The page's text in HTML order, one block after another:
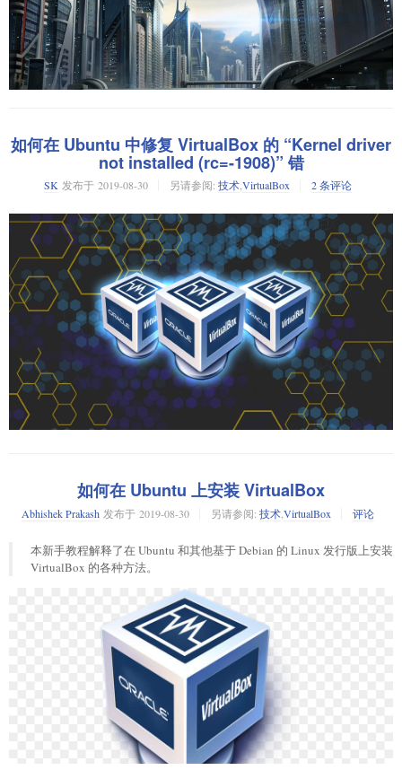
0000010 0000 0100 0000 0100 0001 0000 3700 f96e
0000020 0024 0000 6704 4d41 0041 b100 0b8f 61fc
0000030 0005 0000 6320 5248 004d 7a00 0026 8000
0000040 0084 fa00 0000 8000 00e8 7500 0030 ea00
0000050 0060 3a00 0098 1700 9c70 51ba 003c 0000
0000060 6202 474b 0044 dd01 138a 00a4 0000 7407
0000090 21e2 33bc 0000 2500 4574 7458 6164 6574
00000a0 633a 6572 7461 0065 3032 3931 302d 2d37
00000b0 3532 3254 3a30 3735 353a 2b33 3231 303a
00000c0 ac30 5dcd 00c1 0000 7425 5845 6474 7461
00000e0 322d 5435 3032 353a 3a37 3335 312b 3a32
00000f0 3030 90dd 7de5 0000 0000 4549 444e 42ae
0000100 8260
0000102
透过一个你以前可能从未用过的视角，你所见的是该示例 PNG 文件的内
容。它和你在图像查看软件中看到的是完全一样的数据，只是用一种你或
许不熟悉的方式编码。
提取熟悉的字符串
尽管默认的数据输出结果看上去毫无意义，那并不意味着其中没有有价值
的信息。你可以用
--canonical
选项将输出结果，或至少是其中可翻译
的部分，翻译成更加熟悉的字符集：
00000000  89 50 4e 47 0d 0a 1a 0a  00 00 00 0d 49 48 44 52
00000010  00 00 00 01 00 00 00 01  01 00 00 00 00 37
00000020  24 00 00 00 04 67 41 4d  41 00 00 b1 8f 0b fc 61
00000040  84 00 00 fa 00 00 00 80  e8 00 00 75 30 00 00
00000050  60 00 00 3a 98 00 00 17  70 9c ba 51 3c 00 00
00000070  49 4d 45 07 e3 07 1a 08  39 35 87 a4 b0 46 00
00000080  00 0a 49 44 41 54 08 d7  63 60 00 00 00 02 00
00000090  e2 21 bc 33 00 00 00 25  74 45 58 74 64 61 74 65
000000a0  3a 63 72 65 61 74 65 00  32 30 31 39 2d 30 37 2d
000000b0  32 35 54 32 30 3a 35 37  3a 35 33 2b 31 32 3a 30
000000c0  30 ac cd 5d c1 00 00 00  25 74 45 58 74 64 61
000000d0  65 3a 6d 6f 64 69 66 79  00 32 30 31 39 2d 30 37
000000e0  2d 32 35 54 32 30 3a 35  37 3a 35 33 2b 31 32 3a
000000f0  30 30 dd 90 e5 7d 00 00  00 00 49 45 4e 44 ae 42
00000100  60 82
我假设你的 Debian 10 中有一个拥有 root 或 sudo 权限的用户。在我这里，
我有一个名为 pkumar
的本地用户，它拥有 sudo 权限。
Ansible 2.7 包存在于 Debian 10 的默认仓库中，在命令行中运行以下命令安
装 Ansible，
运行以下命令验证 Ansible 版本，
要安装最新版本的 Ansible 2.8，首先我们必须设置 Ansible 仓库。
一个接一个地执行以下命令，
root@linuxtechi:~$ echo "deb http://ppa.launchpad.net/
root@linuxtechi:~$ sudo apt-key adv --keyserver
root@linuxtechi:~$ sudo apt update
root@linuxtechi:~$ sudo apt install ansible -y
使用 Ansible 管理 Linux 服务器
步骤 1：在 Ansible 服务器及其主机之间交换 SSH 密钥
在 Ansible 服务器生成 ssh 密钥并在 Ansible 主机之间共享密钥。
root@linuxtechi:~$ sudo -i
root@linuxtechi:~# ssh-keygen
root@linuxtechi:~# ssh-copy-id root@linuxtechi
root@linuxtechi:~# ssh-copy-id root@linuxtechi
DevOps 工程是一个备受称赞的热门职业。不管你是刚毕业正在找第一份工
能帮你通过正确的步骤成为DevOps 工程师。
让自己沉浸其中
首先学习DevOps的基本原理、实践以及方法。在使用工具之前，先了解
DevOps 背后的“为什么”。DevOps 工程师的主要目标是在整个软件开发生
命周期（SDLC）中提高速度并保持或提高质量，以提供最大的业务价值。
阅读文章、观看 YouTube 视频、参加当地小组聚会或者会议 —— 成为热情
的 DevOps 社区中的一员，在那里你将从先行者的错误和成功中学习。
考虑你的背景
如果你有从事技术工作的经历，例如软件开发人员、系统工程师、系统管
理员、网络运营工程师或者数据库管理员，那么你已经拥有了广泛的见解
四个学科的首字母缩略字）领域的学业后刚开始职业生涯，那么你
将拥有在这个过渡期间需要的一些基本踏脚石。
DevOps 工程师的角色涵盖了广泛的职责。以下是企业最有可能使用他们的
三种方向：
偏向于开发（Dev）的 DevOps 工程师
的角色。他们日常工作的一部分是利用持续集成 / 持续交付
（CI/CD）、共享仓库、云和容器，但他们不一定负责构建或实施工
具。他们了解基础架构，并且在成熟的环境中，能将自己的代码推
向生产环境。
偏向于运维技术（Ops）的 DevOps 工程师 ，可以与系统工程师或系
统管理员相比较。他们了解软件的开发，但并不会把一天的重心放
在构建应用上。相反，他们更有可能支持软件开发团队实现手动流
程的自动化，并提高人员和技术系统的效率。这可能意味着分解遗
留代码，并用不太繁琐的自动化脚本来运行相同的命令，或者可能
意味着安装、配置或维护基础结构和工具。他们确保为任何有需要
如何在 Ubuntu 中修复 VirtualBox 的 “Kernel driver
not installed (rc=-1908)” 错
SK发布于 2019-08-30 另请参阅: 技术,VirtualBox 2 条评论
18.04 桌面上启动了 Ubuntu 18.04 服务器版虚拟机，我收到了以下错误。
The VirtualBox Linux kernel driver (vboxdrv) is either not
where: suplibOsInit what: 3
如何在 Ubuntu 上安装 VirtualBox
Abhishek Prakash发布于 2019-08-30 另请参阅: 技术,VirtualBox 评论
本新手教程解释了在 Ubuntu 和其他基于 Debian 的 Linux 发行版上安装
VirtualBox 的各种方法。